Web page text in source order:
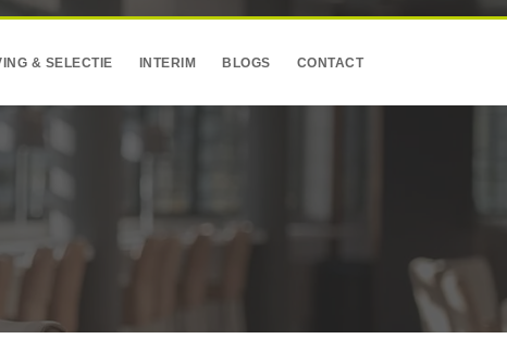
& SELECTIE INTERIM BLOGS CONTACT